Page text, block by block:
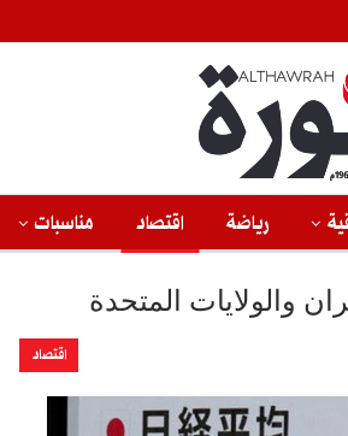
رياضة اقتصاد مناسبات
اقتصاد